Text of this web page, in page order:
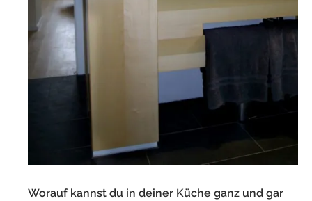
Worauf kannst du in deiner Küche ganz und gar